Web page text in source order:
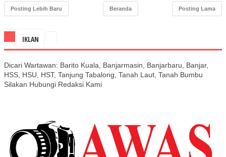
Posting Lebih Baru Posting Lama
Beranda
IKLAN
Dicari Wartawan: Barito Kuala, Banjarmasin, Banjarbaru, Banjar,
HSS, HSU, HST, Tanjung Tabalong, Tanah Laut, Tanah Bumbu
Silakan Hubungi Redaksi Kami